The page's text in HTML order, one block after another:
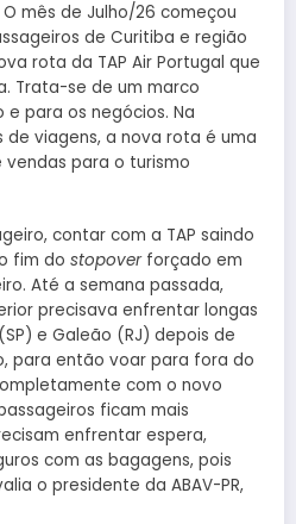
O mês de Julho/26 começou
de Curitiba e região
rota da TAP Air Portugal que
Trata-se de um marco
para os negócios. Na
viagens, a nova rota é uma
para o turismo
contar com a TAP saindo
fim do stopoverforçado em
Até a semana passada,
precisava enfrentar longas
e Galeão (RJ) depois de
para então voar para fora do
com o novo
ficam mais
enfrentar espera,
com as bagagens, pois
o presidente da ABAV-PR,